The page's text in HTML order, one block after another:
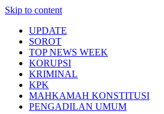
Skip to content
UPDATE
SOROT
TOP NEWS WEEK
KORUPSI
KRIMINAL
KPK
MAHKAMAH KONSTITUSI
PENGADILAN UMUM